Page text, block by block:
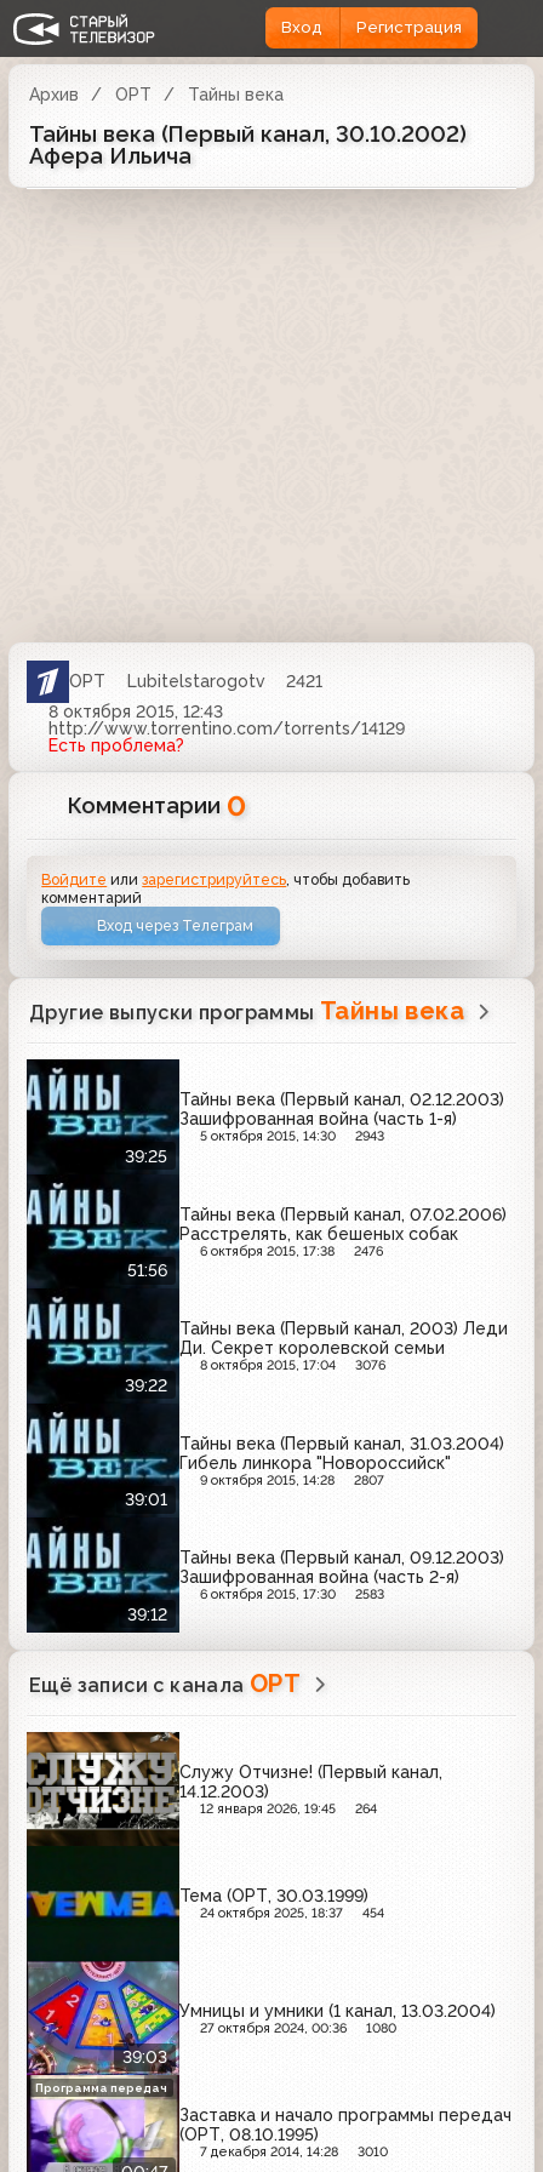
Вход Регистрация
Архив ОРТ Тайны века
Тайны века (Первый канал, 30.10.2002)
Афера Ильича
ОРТ Lubitelstarogotv
2421
8 октября 2015, 12:43
http://www.torrentino.com/torrents/14129
Есть проблема?
Комментарии 0
Войдите илизарегистрируйтесь , чтобы добавить
комментарий
Вход через Телеграм
Другие выпуски программы Тайны века
39:25
Тайны века (Первый канал, 02.12.2003)
Зашифрованная война (часть 1-я)
5 октября 2015, 14:30 2943
51:56
Тайны века (Первый канал, 07.02.2006)
Расстрелять, как бешеных собак
6 октября 2015, 17:38 2476
39:22
Тайны века (Первый канал, 2003) Леди
Ди. Секрет королевской семьи
8 октября 2015, 17:04 3076
39:01
Тайны века (Первый канал, 31.03.2004)
Гибель линкора "Новороссийск"
9 октября 2015, 14:28 2807
39:12
Тайны века (Первый канал, 09.12.2003)
Зашифрованная война (часть 2-я)
6 октября 2015, 17:30 2583
Ещё записи с канала ОРТ
Служу Отчизне! (Первый канал,
14.12.2003)
12 января 2026, 19:45 264
Тема (ОРТ, 30.03.1999)
24 октября 2025, 18:37 454
39:03
Умницы и умники (1 канал, 13.03.2004)
27 октября 2024, 00:36 1080
Заставка и начало программы передач
(ОРТ, 08.10.1995)
7 декабря 2014, 14:28 3010
Программа передач